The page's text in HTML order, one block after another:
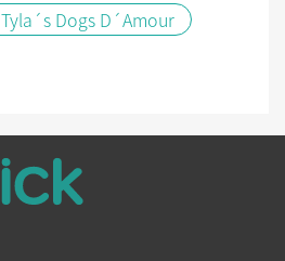
Tyla´s Dogs D´Amour